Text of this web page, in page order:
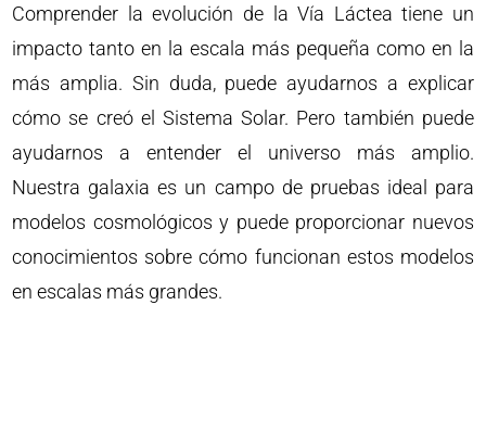
Comprender la evolución de la Vía Láctea tiene un
impacto tanto en la escala más pequeña como en la
más amplia. Sin duda, puede ayudarnos a explicar
cómo se creó el Sistema Solar. Pero también puede
ayudarnos a entender el universo más amplio.
Nuestra galaxia es un campo de pruebas ideal para
modelos cosmológicos y puede proporcionar nuevos
conocimientos sobre cómo funcionan estos modelos
en escalas más grandes.